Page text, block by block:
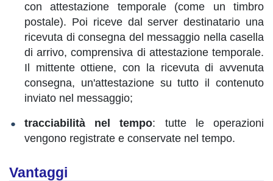
con attestazione temporale (come un timbro
postale). Poi riceve dal server destinatario una
ricevuta di consegna del messaggio nella casella
di arrivo, comprensiva di attestazione temporale.
Il mittente ottiene, con la ricevuta di avvenuta
consegna, un'attestazione su tutto il contenuto
inviato nel messaggio;
tracciabilità nel tempo: tutte le operazioni
vengono registrate e conservate nel tempo.
Vantaggi